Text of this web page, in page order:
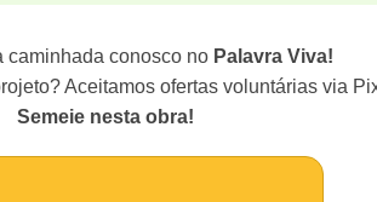
caminhada conosco no Palavra Viva!
Aceitamos ofertas voluntárias via
Semeie nesta obra!